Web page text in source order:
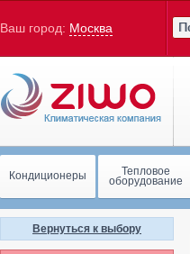
Ваш город: Москва
Кондиционеры Тепловое
оборудование
Вернуться к выбору